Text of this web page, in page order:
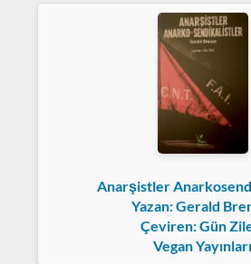
Anarşistler
Yazan: Gerald
Çeviren: Gün
Vegan Yayınları